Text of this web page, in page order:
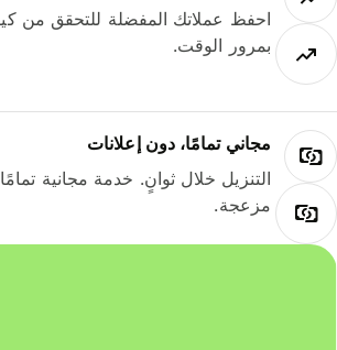
احفظ عملاتك المفضلة للتحقق من
بمرور الوقت.
مجاني تمامًا، دون إعلانات
التنزيل خلال ثوانٍ. خدمة مجانية تمامًا
مزعجة.